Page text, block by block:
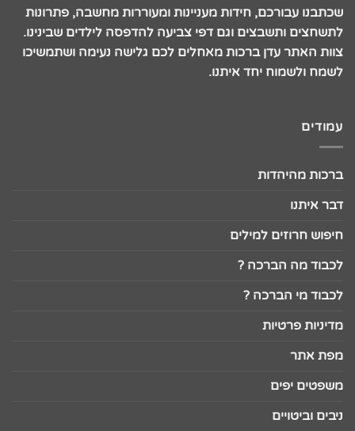
שכתבנו עבורכם, חידות מעניינות ומעוררות מחשבה, פתרונות
לתשחצים ותשבצים וגם דפי צביעה להדפסה לילדים שבינינו.
צוות האתר עדן ברכות מאחלים לכם גלישה נעימה ושתמשיכו
לשמח ולשמוח יחד איתנו.
עמודים
ברכות מהיהדות
דבר איתנו
חיפוש חרוזים למילים
לכבוד מה הברכה ?
לכבוד מי הברכה ?
מדיניות פרטיות
מפת אתר
משפטים יפים
ניבים וביטויים